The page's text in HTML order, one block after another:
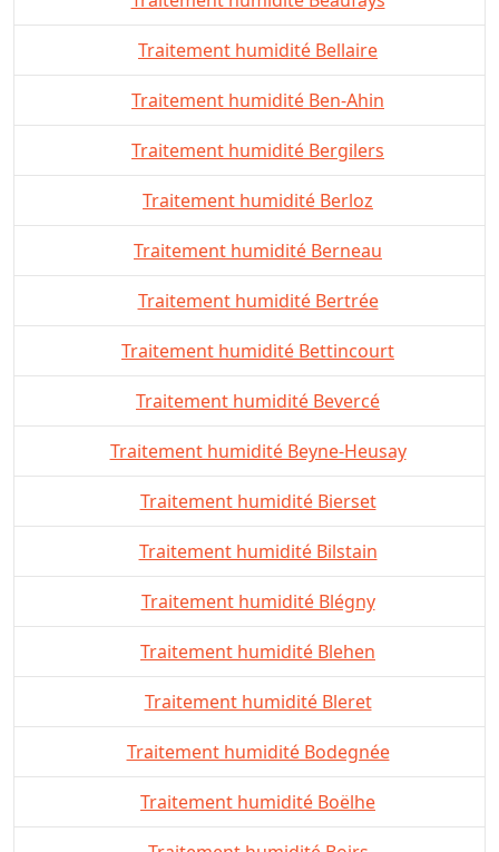
Traitement humidité Bellaire
Traitement humidité Ben-Ahin
Traitement humidité Bergilers
Traitement humidité Berloz
Traitement humidité Berneau
Traitement humidité Bertrée
Traitement humidité Bettincourt
Traitement humidité Bevercé
Traitement humidité Beyne-Heusay
Traitement humidité Bierset
Traitement humidité Bilstain
Traitement humidité Blégny
Traitement humidité Blehen
Traitement humidité Bleret
Traitement humidité Bodegnée
Traitement humidité Boëlhe